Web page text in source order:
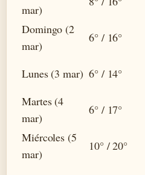
mar)
Domingo (2
mar)
6° / 16°
Lunes (3 mar) 6° / 14°
Martes (4
mar)
6° / 17°
Miércoles (5
mar)
10° / 20°